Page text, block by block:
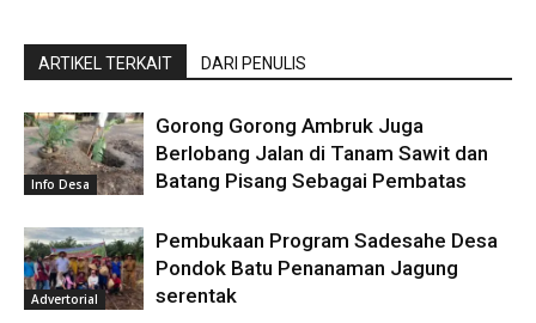
ARTIKEL TERKAIT DARI PENULIS
Info Desa
Gorong Gorong Ambruk Juga
Berlobang Jalan di Tanam Sawit dan
Batang Pisang Sebagai Pembatas
Advertorial
Pembukaan Program Sadesahe Desa
Pondok Batu Penanaman Jagung
serentak